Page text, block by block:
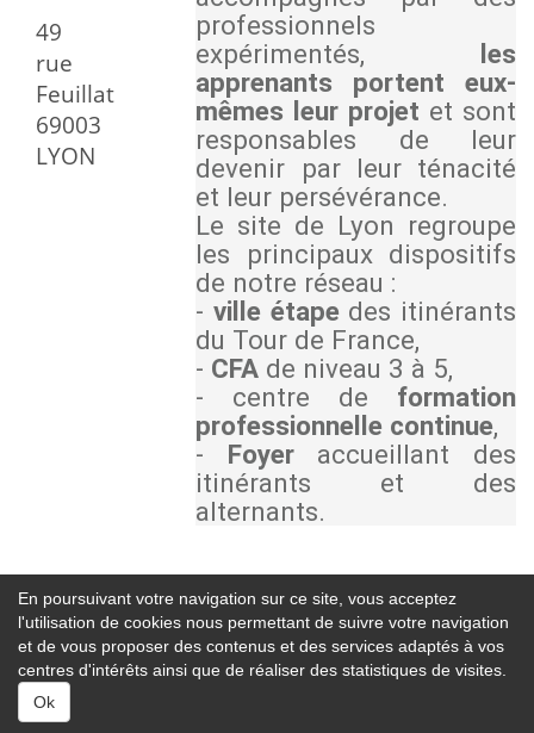
49
rue
Feuillat
69003
LYON
professionnels
expérimentés, les
apprenants portent eux-
mêmes leur projet et sont
responsables de leur
devenir par leur ténacité
et leur persévérance.
Le site de Lyon regroupe
les principaux dispositifs
de notre réseau :
- ville étape des itinérants
du Tour de France,
- CFA de niveau 3 à 5,
- centre de formation
professionnelle continue,
- Foyer accueillant des
itinérants et des
alternants.
En poursuivant votre navigation sur ce site, vous acceptez
l'utilisation de cookies nous permettant de suivre votre navigation
et de vous proposer des contenus et des services adaptés à vos
centres d'intérêts ainsi que de réaliser des statistiques de visites.
Ok